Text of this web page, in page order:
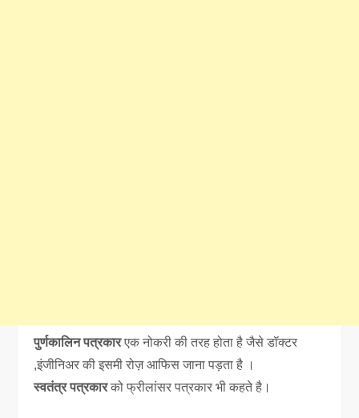
पुर्णकालिन पत्रकारएक नोकरी की तरह होता है जैसे डॉक्टर
,इंजीनिअर की इसमी रोज़ आफिस जाना पड़ता है ।
स्वतंत्र पत्रकारको फ्रीलांसर पत्रकार भी कहते है।